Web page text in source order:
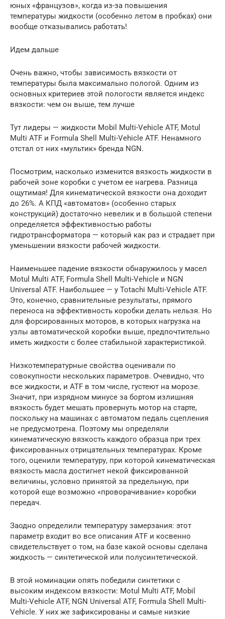
юных «французов», когда из-за повышения
температуры жидкости (особенно летом в пробках) они
вообще отказывались работать!
Идем дальше
Очень важно, чтобы зависимость вязкости от
температуры была максимально пологой. Одним из
основных критериев этой пологости является индекс
вязкости: чем он выше, тем лучше
Тут лидеры — жидкости Mobil Multi-Vehicle ATF, Motul
Multi ATF и Formula Shell Multi-Vehicle ATF. Ненамного
отстал от них «мультик» бренда NGN.
Посмотрим, насколько изменится вязкость жидкости в
рабочей зоне коробки с учетом ее нагрева. Разница
ощутимая! Для кинематической вязкости она доходит
до 26%. А КПД «автоматов» (особенно старых
конструкций) достаточно невелик и в большой степени
определяется эффективностью работы
гидротрансформатора — который как раз и страдает при
уменьшении вязкости рабочей жидкости.
Наименьшее падение вязкости обнаружилось у масел
Motul Multi ATF, Formula Shell Multi-Vehicle и NGN
Universal ATF. Наибольшее — у Totachi Multi-Vehicle ATF.
Это, конечно, сравнительные результаты, прямого
переноса на эффективность коробки делать нельзя. Но
для форсированных моторов, в которых нагрузка на
узлы автоматической коробки выше, предпочтительно
иметь жидкости с более стабильной характеристикой.
Низкотемпературные свойства оценивали по
совокупности нескольких параметров. Очевидно, что
все жидкости, и ATF в том числе, густеют на морозе.
Значит, при изрядном минусе за бортом излишняя
вязкость будет мешать провернуть мотор на старте,
поскольку на машинах с автоматом педаль сцепления
не предусмотрена. Поэтому мы определяли
кинематическую вязкость каждого образца при трех
фиксированных отрицательных температурах. Кроме
того, оценили температуру, при которой кинематическая
вязкость масла достигнет некой фиксированной
величины, условно принятой за предельную, при
которой еще возможно «проворачивание» коробки
передач.
Заодно определили температуру замерзания: этот
параметр входит во все описания ATF и косвенно
свидетельствует о том, на базе какой основы сделана
жидкость — синтетической или полусинтетической.
В этой номинации опять победили синтетики с
высоким индексом вязкости: Motul Multi ATF, Mobil
Multi-Vehicle ATF, NGN Universal ATF, Formula Shell Multi-
Vehicle. У них же зафиксированы и самые низкие